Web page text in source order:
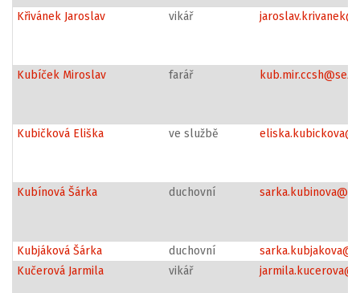
Křivánek Jaroslav vikář
Kubíček Miroslav farář
Kubičková Eliška ve službě
Kubínová Šárka duchovní
Kubjáková Šárka duchovní
Kučerová Jarmila
vikář